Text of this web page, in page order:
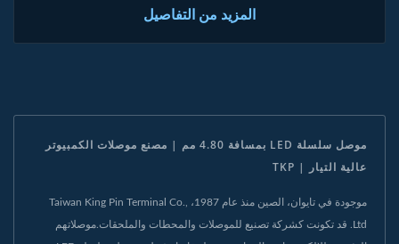
المزيد من التفاصيل
موصل سلسلة LED بمسافة 4.80 مم | مصنع موصلات الكمبيوتر
عالية التيار | TKP
موجودة في تايوان، الصين منذ عام 1987، Taiwan King Pin Terminal Co.,
Ltd. قد تكونت كشركة تصنيع للموصلات والمحطات والملحقات.موصلاتهم